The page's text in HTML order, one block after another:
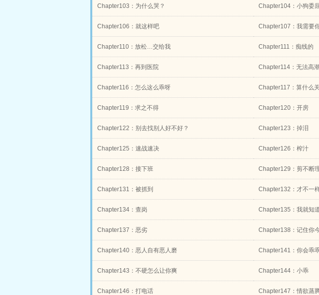
Chapter103：为什么哭？ Chapter104：小狗委
Chapter106：就这样吧 Chapter107：我需要
Chapter110：放松…交给我 Chapter111：痴线的
Chapter113：再到医院 Chapter114：无法高潮
Chapter116：怎么这么乖呀 Chapter117：算什么
Chapter119：求之不得 Chapter120：开房
Chapter122：别去找别人好不好？ Chapter123：掉泪
Chapter125：速战速决 Chapter126：榨汁
Chapter128：接下班 Chapter129：剪不断
Chapter131：被抓到 Chapter132：才不一
Chapter134：查岗 Chapter135：我就知
Chapter137：恶劣 Chapter138：记住你
Chapter140：恶人自有恶人磨 Chapter141：你会乖
Chapter143：不硬怎么让你爽 Chapter144：小乖
Chapter146：打电话 Chapter147：情欲蒸